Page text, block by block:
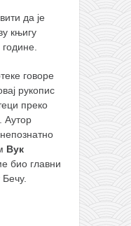
да је
књигу
говоре
рукопис
преко
Аутор
Вук
био главни